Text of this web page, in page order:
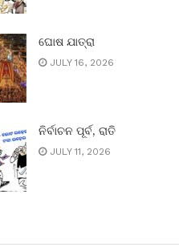
ଘୋଷ ଯାତ୍ରା
JULY 16, 2026
ନିର୍ବାଚନ ପୂର୍ବ, ରାତି
JULY 11, 2026